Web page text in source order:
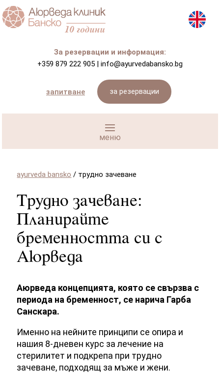
За резервации и информация:
+359 879 222 905 | info@ayurvedabansko.bg
запитване за резервации
ayurveda bansko / трудно зачеване
Трудно зачеване:
Планирайте
бременността си с
Аюрведа
Аюрведа концепцията, която се свързва с
периода на бременност, се нарича Гарба
Санскара.
Именно на нейните принципи се опира и
нашия 8-дневен курс за лечение на
стерилитет и подкрепа при трудно
зачеване, подходящ за мъже и жени.